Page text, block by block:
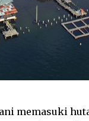
memasuki